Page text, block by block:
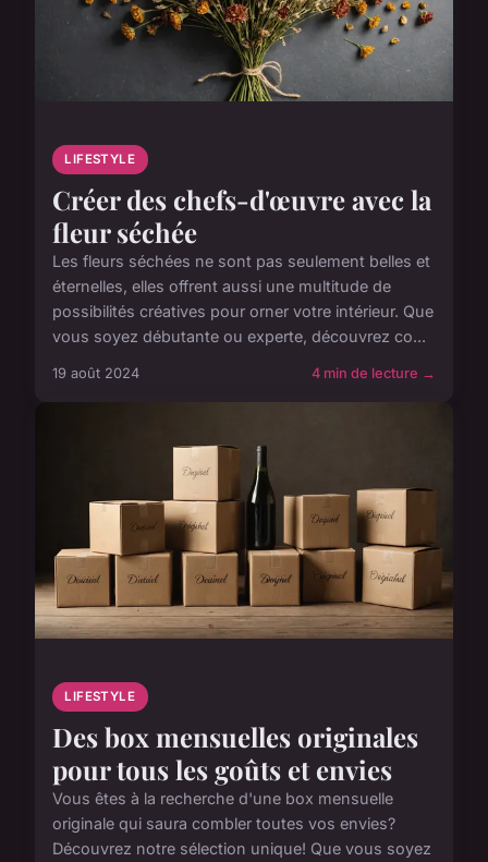
LIFESTYLE
Créer des chefs-d'œuvre avec la
fleur séchée
Les fleurs séchées ne sont pas seulement belles et
éternelles, elles offrent aussi une multitude de
possibilités créatives pour orner votre intérieur. Que
vous soyez débutante ou experte, découvrez co...
19 août 2024 4 min de lecture →
LIFESTYLE
Des box mensuelles originales
pour tous les goûts et envies
Vous êtes à la recherche d'une box mensuelle
originale qui saura combler toutes vos envies?
Découvrez notre sélection unique! Que vous soyez